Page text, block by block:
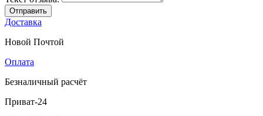
Отправить
Доставка
Новой Почтой
Оплата
Безналичный расчёт
Приват-24